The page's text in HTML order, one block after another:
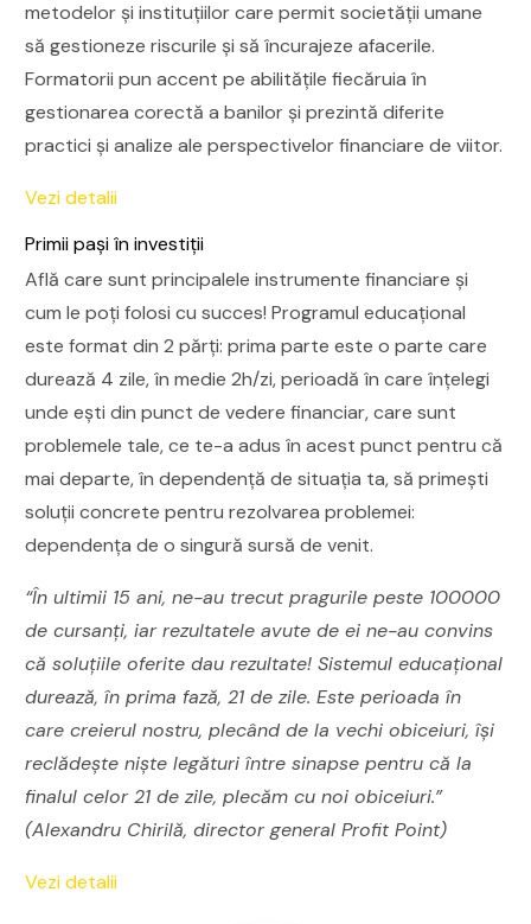
metodelor și instituțiilor care permit societății umane
să gestioneze riscurile și să încurajeze afacerile.
Formatorii pun accent pe abilitățile fiecăruia în
gestionarea corectă a banilor și prezintă diferite
practici și analize ale perspectivelor financiare de viitor.
Vezi detalii
Primii pași în investiții
Află care sunt principalele instrumente financiare și
cum le poți folosi cu succes! Programul educaţional
este format din 2 părţi: prima parte este o parte care
durează 4 zile, în medie 2h/zi, perioadă în care înţelegi
unde eşti din punct de vedere financiar, care sunt
problemele tale, ce te-a adus în acest punct pentru că
mai departe, în dependenţă de situaţia ta, să primeşti
soluţii concrete pentru rezolvarea problemei:
dependența de o singură sursă de venit.
“În ultimii 15 ani, ne-au trecut pragurile peste 100000
de cursanţi, iar rezultatele avute de ei ne-au convins
că soluţiile oferite dau rezultate! Sistemul educaţional
durează, în prima fază, 21 de zile. Este perioada în
care creierul nostru, plecând de la vechi obiceiuri, îşi
reclădeşte nişte legături între sinapse pentru că la
finalul celor 21 de zile, plecăm cu noi obiceiuri.”
(Alexandru Chirilă, director general Profit Point)
Vezi detalii